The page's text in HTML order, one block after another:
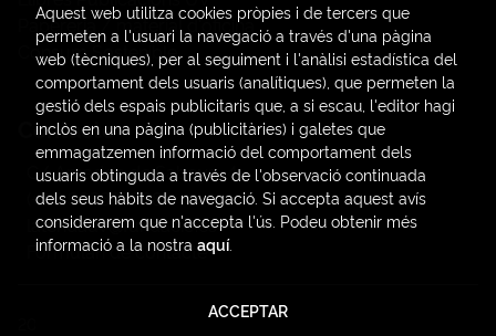
Papereria / material d'oficina
Consum Sostenible
Contacte
C/ Amadeo de Saboya, 4
(+34) 963828968
latendauv@fundacio.es
Formulari de contacte
. Tots els Drets Reservats |
Aquest web utilitza cookies pròpies i de tercers que
permeten a l'usuari la navegació a través d'una pàgina
web (tècniques), per al seguiment i l'anàlisi estadística del
comportament dels usuaris (analítiques), que permeten la
gestió dels espais publicitaris que, a si escau, l'editor hagi
inclòs en una pàgina (publicitàries) i galetes que
emmagatzemen informació del comportament dels
usuaris obtinguda a través de l'observació continuada
dels seus hàbits de navegació. Si accepta aquest avís
considerarem que n'accepta l'ús. Podeu obtenir més
informació a la nostra aquí.
ACCEPTAR